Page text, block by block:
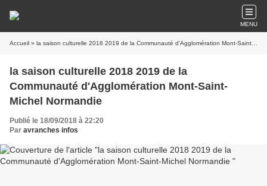
MENU
Accueil » la saison culturelle 2018 2019 de la Communauté d'Agglomération Mont-Saint-Michel Normandie
la saison culturelle 2018 2019 de la
Communauté d'Agglomération Mont-Saint-
Michel Normandie
Publié le 18/09/2018 à 22:20
Par avranches infos